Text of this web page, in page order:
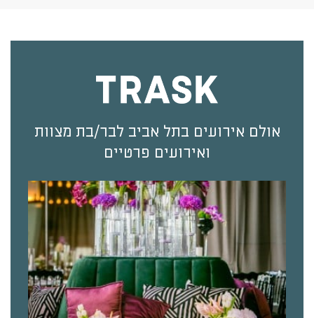
אולם אירועים בתל אביב לבר/בת מצוות
ואירועים פרטיים